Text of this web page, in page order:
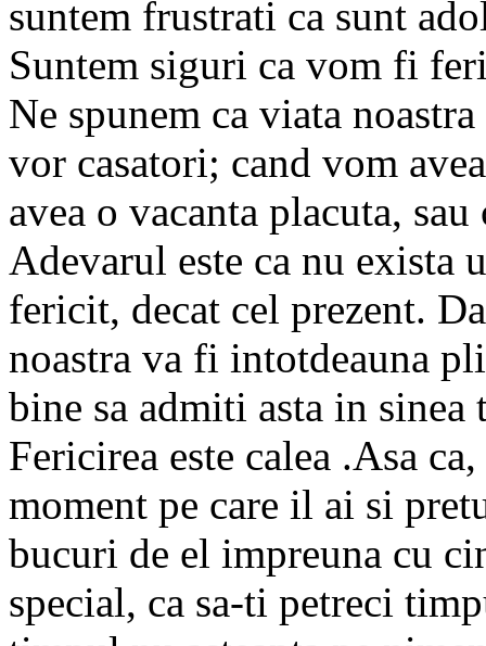
suntem frustrati ca sunt
Suntem siguri ca vom fi
Ne spunem ca viata
vor casatori; cand vom
avea o vacanta placuta,
Adevarul este ca nu exista
fericit, decat cel prezent.
noastra va fi intotdeauna
bine sa admiti asta in
Fericirea este calea .Asa
moment pe care il ai si
bucuri de el impreuna cu
special, ca sa-ti petreci